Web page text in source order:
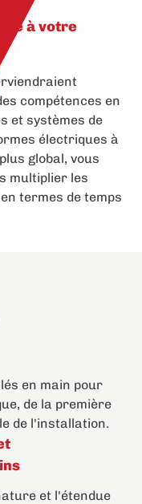
à votre
compétences en
et systèmes de
électriques à
global, vous
multiplier les
termes de temps
en main pour
, de la première
de l'installation.
et l'étendue